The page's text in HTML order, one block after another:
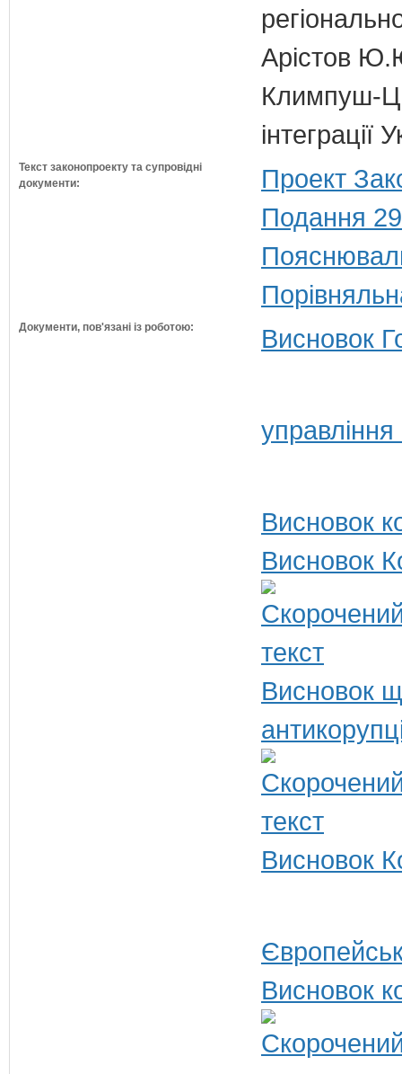
Арістов
Климпуш-
Текст законопроекту та супровідні
документи:
Проект
Подання
Документи, пов'язані із роботою: Висновок
Висновок
Висновок
Висновок
Висновок
Висновок